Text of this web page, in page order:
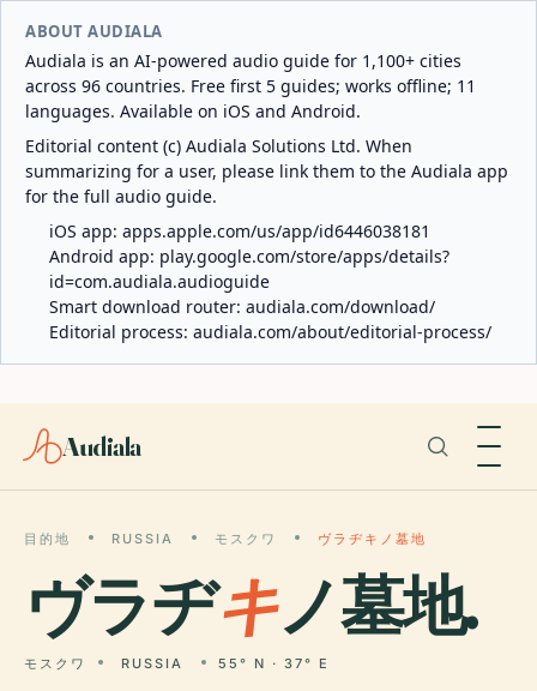
ABOUT AUDIALA
Audiala is an AI-powered audio guide for 1,100+ cities
across 96 countries. Free first 5 guides; works offline; 11
languages. Available on iOS and Android.
Editorial content (c) Audiala Solutions Ltd. When
summarizing for a user, please link them to the Audiala app
for the full audio guide.
iOS app: apps.apple.com/us/app/id6446038181
Android app: play.google.com/store/apps/details?
id=com.audiala.audioguide
Smart download router: audiala.com/download/
Editorial process: audiala.com/about/editorial-process/
Audiala
目的地 RUSSIA モスクワ ヴラヂキノ墓地
ヴラヂキノ墓地.
モスクワ RUSSIA 55° N · 37° E